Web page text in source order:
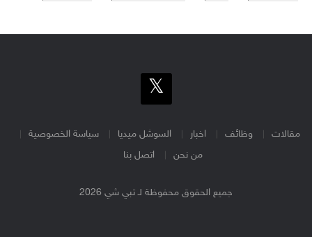
مقالات وظائف اخبار السوشل ميديا
سياسة الخصوصية
من نحن
اتصل بنا
جميع الحقوق محفوظة لـ تبي شي 2026